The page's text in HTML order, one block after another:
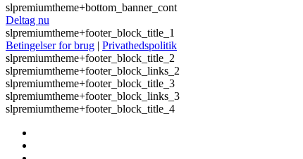
slpremiumtheme+bottom_banner_cont
Deltag nu
slpremiumtheme+footer_block_title_1
Betingelser for brug | Privathedspolitik
slpremiumtheme+footer_block_title_2
slpremiumtheme+footer_block_links_2
slpremiumtheme+footer_block_title_3
slpremiumtheme+footer_block_links_3
slpremiumtheme+footer_block_title_4